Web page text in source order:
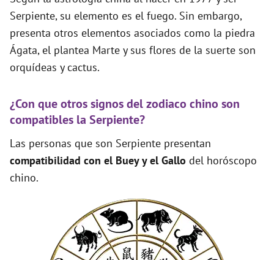
Serpiente, su elemento es el fuego. Sin embargo,
presenta otros elementos asociados como la piedra
Ágata, el plantea Marte y sus flores de la suerte son
orquídeas y cactus.
¿Con que otros signos del zodiaco chino son
compatibles la Serpiente?
Las personas que son Serpiente presentan
compatibilidad con el Buey y el Gallo del horóscopo
chino.